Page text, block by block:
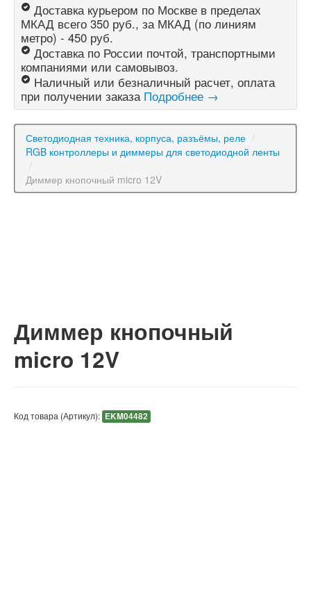
Доставка курьером по Москве в пределах
МКАД всего 350 руб., за МКАД (по линиям
метро) - 450 руб.
Доставка по России почтой, транспортными
компаниями или самовывоз.
Наличный или безналичный расчет, оплата
при получении заказа Подробнее →
Светодиодная техника, корпуса, разъёмы, реле /
RGB контроллеры и диммеры для светодиодной ленты
/
Диммер кнопочный micro 12V
Диммер кнопочный
micro 12V
Код товара (Артикул): EKM04482